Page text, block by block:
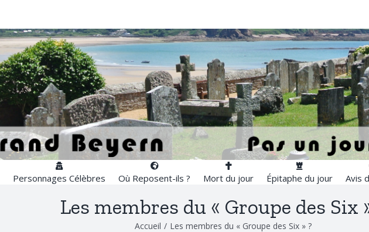
Personnages Célèbres Où Reposent-ils ? Mort du jour Épitaphe du jour Avis
Les membres du « Groupe des Six
Accueil / Les membres du « Groupe des Six » ?